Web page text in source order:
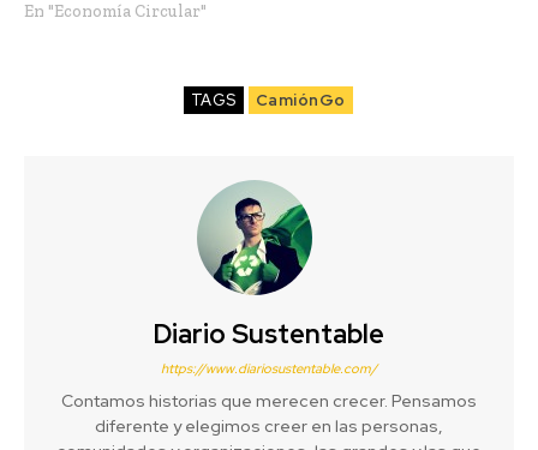
En "Economía Circular"
TAGS CamiónGo
Diario Sustentable
https://www.diariosustentable.com/
Contamos historias que merecen crecer. Pensamos
diferente y elegimos creer en las personas,